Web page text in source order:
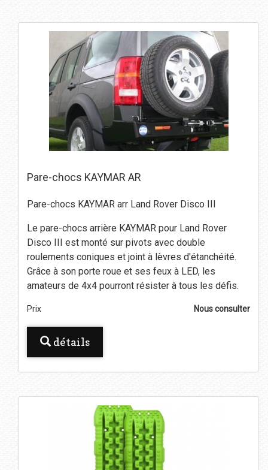
Pare-chocs KAYMAR AR
Pare-chocs KAYMAR arr Land Rover Disco III
Le pare-chocs arrière KAYMAR pour Land Rover
Disco III est monté sur pivots avec double
roulements coniques et joint à lèvres d'étanchéité.
Grâce à son porte roue et ses feux à LED, les
amateurs de 4x4 pourront résister à tous les défis.
Prix Nous consulter
détails